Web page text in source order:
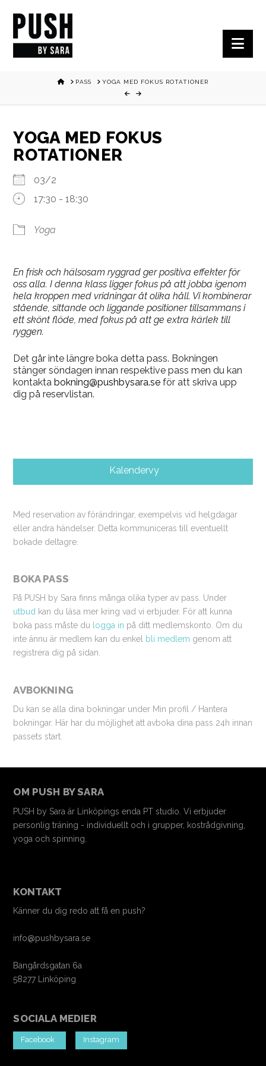
HOMEPASS YOGA MED FOKUS ROTATIONER
YOGA MED FOKUS
ROTATIONER
03/2
17:30 - 18:30
Yoga
En frisk och hälsosam ryggrad ger positiva effekter för
oss alla. I denna klass ligger fokus på att jobba igenom
hela kroppenmed vridningar åt olika håll. Vi kombinerar
stående, sittandeoch liggande positioner tillsammans i
ett skönt flöde, medfokus på att ge extra kärlek till
ryggen.
Det går inte längre boka detta pass. Bokningen
stänger söndagen innan respektive pass men du kan
kontaktabokning@pushbysara.se för att skriva upp
dig på reservlistan.
Kalendervy
Med reservation av förändringar, exempelvis vid helgdagar
eller andra händelser. Detta kommuniceras till eventuellt
bokade deltagre.
BOKA PASS
På PUSH by Sara finns många olika typer av pass. Under
utbud kan du läsa mer kring vad vi erbjuder. För att kunna
boka pass måste du logga in på ditt medlemskonto. Om du
inte ännu är medlem kan du enkel bli medlem genom att
registrera dig på sidan.
AVBOKNING
Du kan se alla dina bokningar under Min profil / Hantera
bokningar. Här har du möjlighet att avboka dina pass 24h innan
passets start.
OM PUSH BY SARA
PUSH by Sara är Linköpings enda PT studio. Vi erbjuder
personlig träning - individuellt och i grupper, kostrådgivning,
yoga och spinning.
KONTAKT
Känner du dig redo att få en push?
info@pushbysara.se
Bangårdsgatan 6a
58277 Linköping
SOCIALA MEDIER
Facebook Instagram